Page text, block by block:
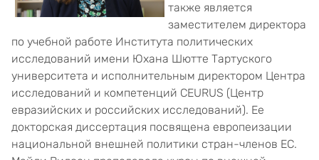
также является
заместителем директора
по учебной работе Института политических
исследований имени Юхана Шютте Тартуского
университета и исполнительным директором Центра
исследований и компетенций CEURUS (Центр
евразийских и российских исследований). Ее
докторская диссертация посвящена европеизации
национальной внешней политики стран-членов ЕС.